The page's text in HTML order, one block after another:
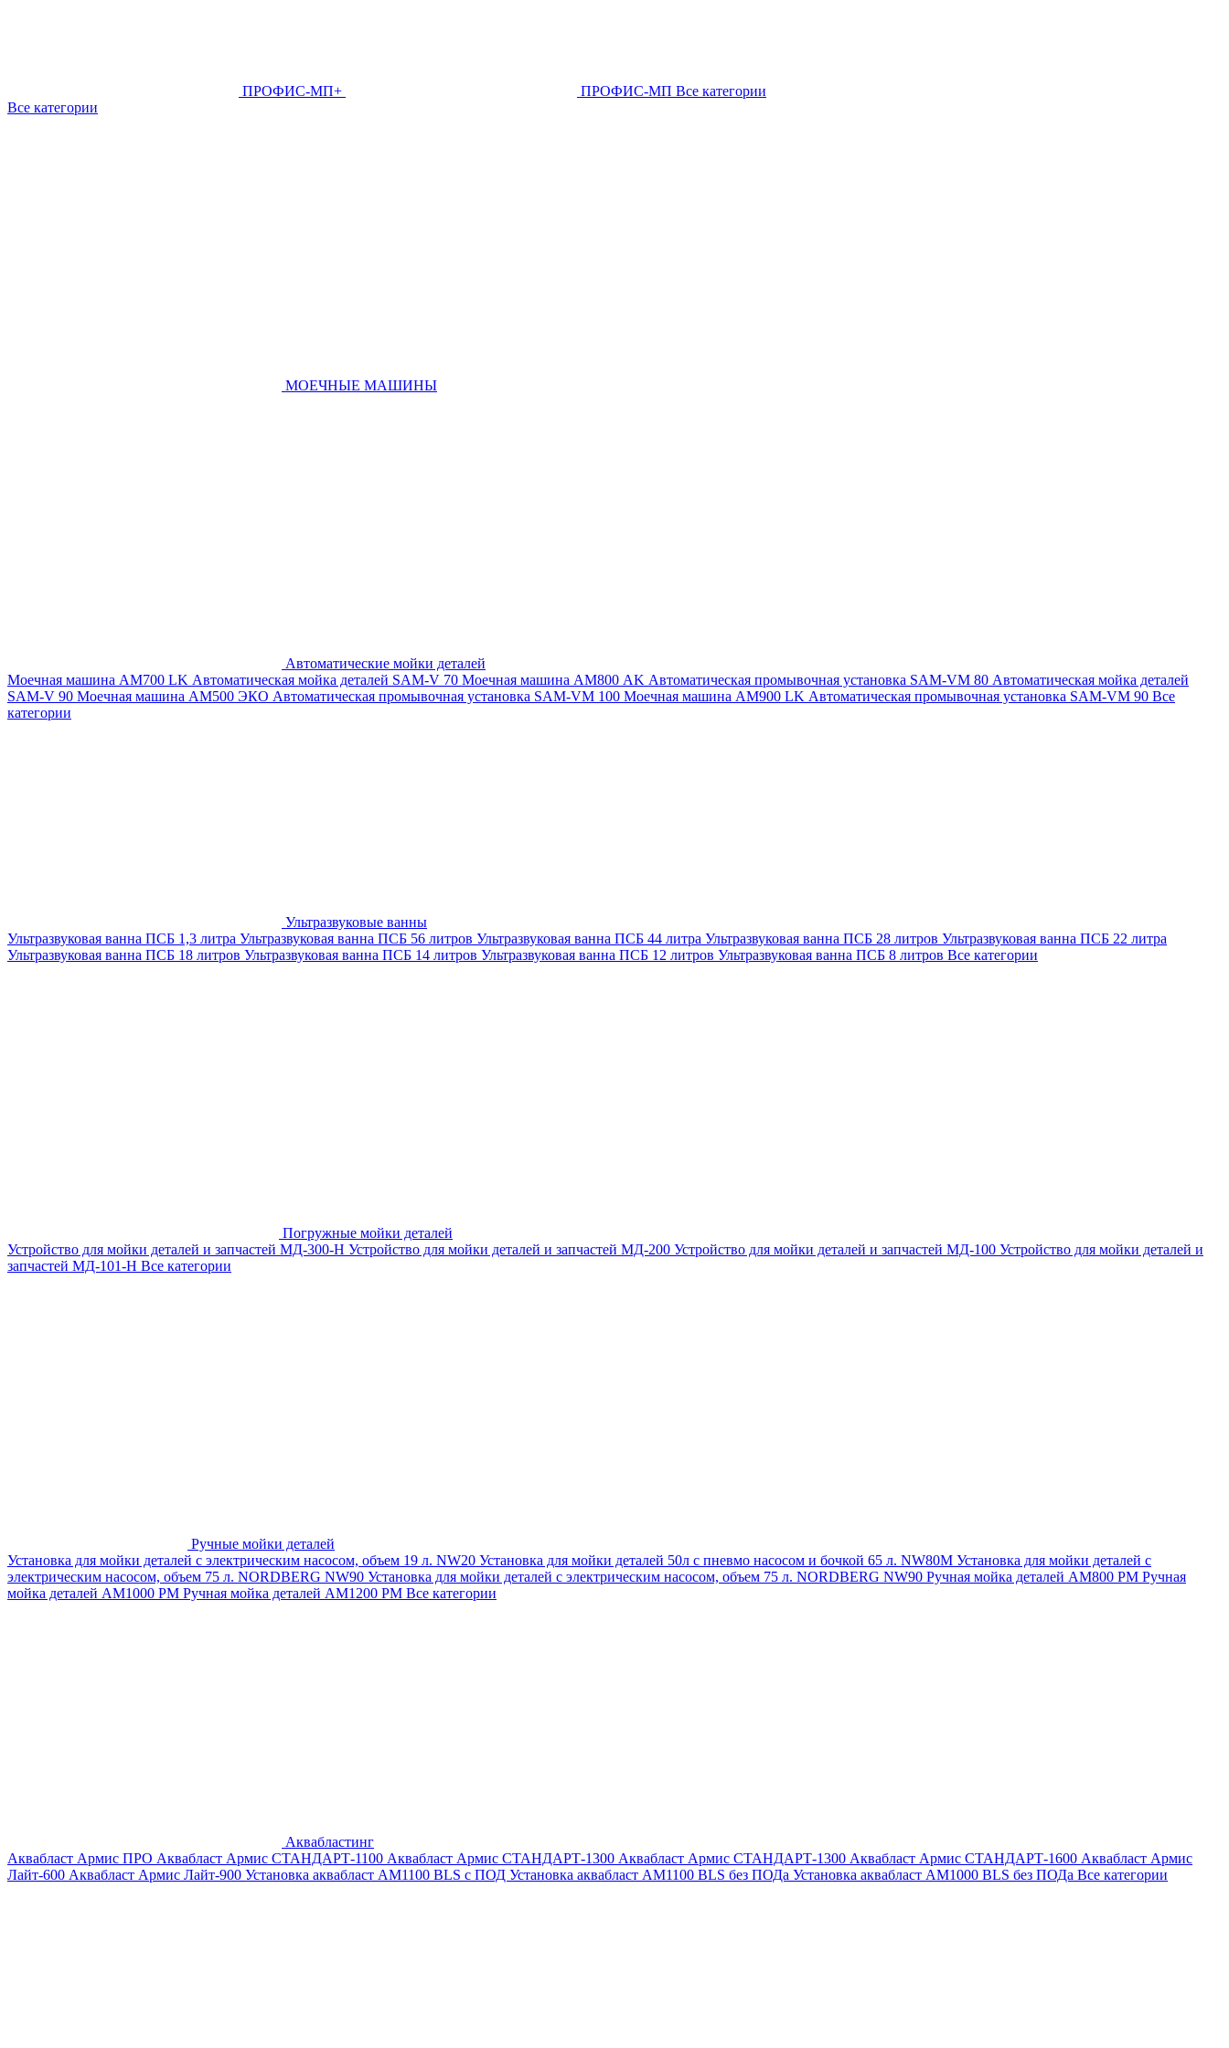
ПРОФИС-МП+ ПРОФИС-МП Все категории
Все категории
МОЕЧНЫЕ МАШИНЫ
Автоматические мойки деталей
Моечная машина AM700 LK Автоматическая мойка деталей SAM-V 70 Моечная машина АМ800 AK Автоматическая промывочная установка SAM-VM 80 Автоматическая мойка деталей
SAM-V 90 Моечная машина АМ500 ЭКО Автоматическая промывочная установка SAM-VM 100 Моечная машина AM900 LK Автоматическая промывочная установка SAM-VM 90 Все
категории
Ультразвуковые ванны
Ультразвуковая ванна ПСБ 1,3 литра Ультразвуковая ванна ПСБ 56 литров Ультразвуковая ванна ПСБ 44 литра Ультразвуковая ванна ПСБ 28 литров Ультразвуковая ванна ПСБ 22 литра
Ультразвуковая ванна ПСБ 18 литров Ультразвуковая ванна ПСБ 14 литров Ультразвуковая ванна ПСБ 12 литров Ультразвуковая ванна ПСБ 8 литров Все категории
Погружные мойки деталей
Устройство для мойки деталей и запчастей МД-300-H Устройство для мойки деталей и запчастей МД-200 Устройство для мойки деталей и запчастей МД-100 Устройство для мойки деталей и
запчастей МД-101-Н Все категории
Ручные мойки деталей
Установка для мойки деталей с электрическим насосом, объем 19 л. NW20 Установка для мойки деталей 50л с пневмо насосом и бочкой 65 л. NW80M Установка для мойки деталей с
электрическим насосом, объем 75 л. NORDBERG NW90 Установка для мойки деталей с электрическим насосом, объем 75 л. NORDBERG NW90 Ручная мойка деталей АМ800 РМ Ручная
мойка деталей АМ1000 РМ Ручная мойка деталей АМ1200 РМ Все категории
Аквабластинг
Аквабласт Армис ПРО Аквабласт Армис СТАНДАРТ-1100 Аквабласт Армис СТАНДАРТ-1300 Аквабласт Армис СТАНДАРТ-1300 Аквабласт Армис СТАНДАРТ-1600 Аквабласт Армис
Лайт-600 Аквабласт Армис Лайт-900 Установка аквабласт AM1100 BLS с ПОД Установка аквабласт AM1100 BLS без ПОДа Установка аквабласт AM1000 BLS без ПОДа Все категории